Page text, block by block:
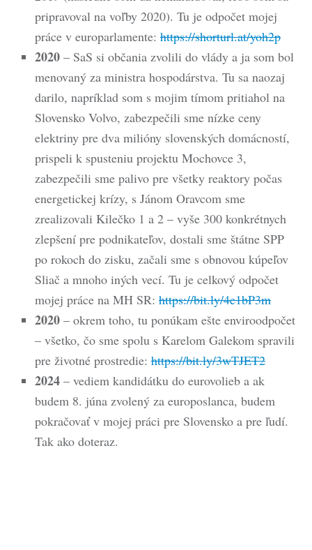
pripravoval na voľby 2020). Tu je odpočet mojej
práce v europarlamente: https://shorturl.at/yoh2p
2020 – SaS si občania zvolili do vlády a ja som bol
menovaný za ministra hospodárstva. Tu sa naozaj
darilo, napríklad som s mojim tímom pritiahol na
Slovensko Volvo, zabezpečili sme nízke ceny
elektriny pre dva milióny slovenských domácností,
prispeli k spusteniu projektu Mochovce 3,
zabezpečili sme palivo pre všetky reaktory počas
energetickej krízy, s Jánom Oravcom sme
zrealizovali Kilečko 1 a 2 – vyše 300 konkrétnych
zlepšení pre podnikateľov, dostali sme štátne SPP
po rokoch do zisku, začali sme s obnovou kúpeľov
Sliač a mnoho iných vecí. Tu je celkový odpočet
mojej práce na MH SR: https://bit.ly/4e1bP3m
2020 – okrem toho, tu ponúkam ešte enviroodpočet
– všetko, čo sme spolu s Karelom Galekom spravili
pre životné prostredie: https://bit.ly/3wTJET2
2024 – vediem kandidátku do eurovolieb a ak
budem 8. júna zvolený za europoslanca, budem
pokračovať v mojej práci pre Slovensko a pre ľudí.
Tak ako doteraz.